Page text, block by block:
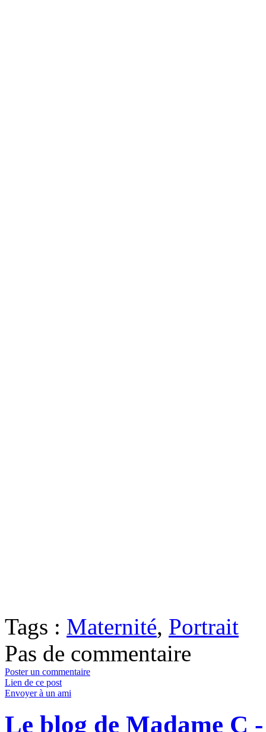
Tags : Maternité, Portrait
Pas de commentaire
Poster un commentaire
Lien de ce post
Envoyer à un ami
Le blog de Madame C